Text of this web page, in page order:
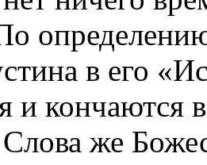
в его
и кончаются
же